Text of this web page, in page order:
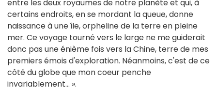
entre les deux royaumes de notre planète et qui, à
certains endroits, en se mordant la queue, donne
naissance à une île, orpheline de la terre en pleine
mer. Ce voyage tourné vers le large ne me guiderait
donc pas une énième fois vers la Chine, terre de mes
premiers émois d'exploration. Néanmoins, c'est de ce
côté du globe que mon coeur penche
invariablement... ».